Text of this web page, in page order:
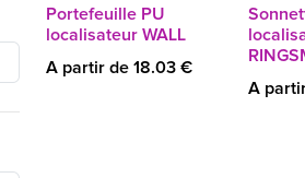
Portefeuille PU
localisateur WALL
A partir de 18.03 €
A